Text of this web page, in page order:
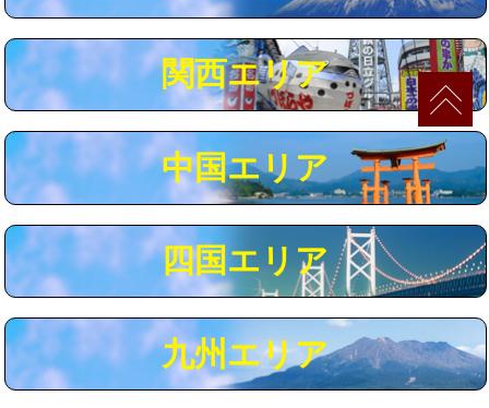
コンクリート斫り（厚さ10㎝超え） 38,500円
モルタル補修（厚さ10㎝まで） 27,500円
追加人工 16,500円
※給水管工事は20mmまでの価格です。
関西エリア
中国エリア
四国エリア
九州エリア